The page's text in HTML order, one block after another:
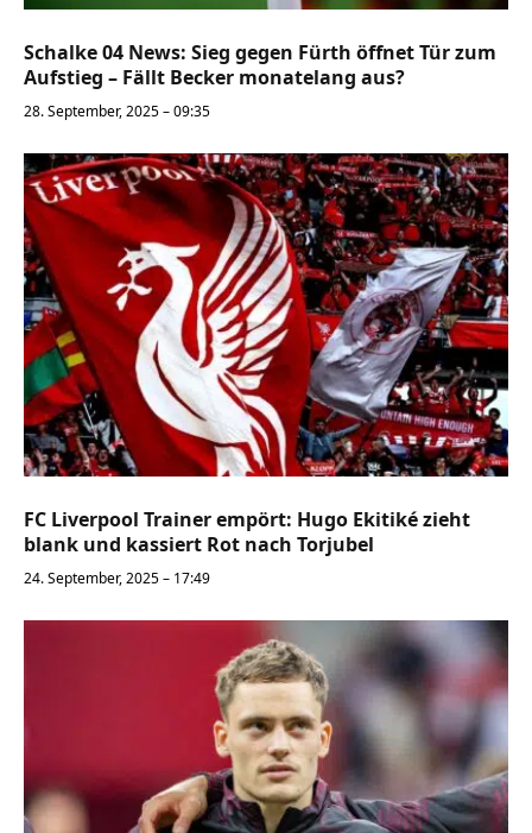
Schalke 04 News: Sieg gegen Fürth öffnet Tür zum
Aufstieg – Fällt Becker monatelang aus?
28. September, 2025 – 09:35
FC Liverpool Trainer empört: Hugo Ekitiké zieht
blank und kassiert Rot nach Torjubel
24. September, 2025 – 17:49